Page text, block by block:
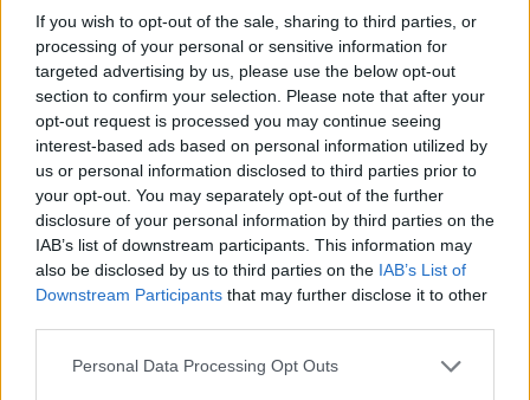
If you wish to opt-out of the sale, sharing to third parties, or
processing of your personal or sensitive information for
targeted advertising by us, please use the below opt-out
section to confirm your selection. Please note that after your
opt-out request is processed you may continue seeing
interest-based ads based on personal information utilized by
us or personal information disclosed to third parties prior to
your opt-out. You may separately opt-out of the further
disclosure of your personal information by third parties on the
IAB’s list of downstream participants. This information may
also be disclosed by us to third parties on the IAB’s List of
Downstream Participants that may further disclose it to other
Personal Data Processing Opt Outs
Κορινθία: Μάχη σε δύο μέτωπα στη
φωτιά στο Σοφικό - Επιχειρούν 140
πυροσβέστες και 22 εναέρια μέσα
17 Ιουλίου 2024 18:41